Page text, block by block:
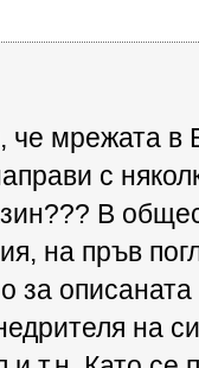
мрежата в
с
В
на пръв
за
на